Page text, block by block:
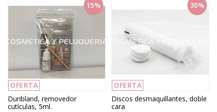
15%
OFERTA
Duribland, removedor
cutículas, 5ml.
30%
OFERTA
Discos desmaquillantes, doble
cara